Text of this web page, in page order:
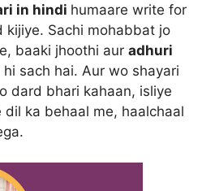
in hindi humaare write for
kijiye. Sachi mohabbat jo
baaki jhoothi aur adhuri
hi sach hai. Aur wo shayari
dard bhari kahaan, isliye
ka behaal me, haalchaal